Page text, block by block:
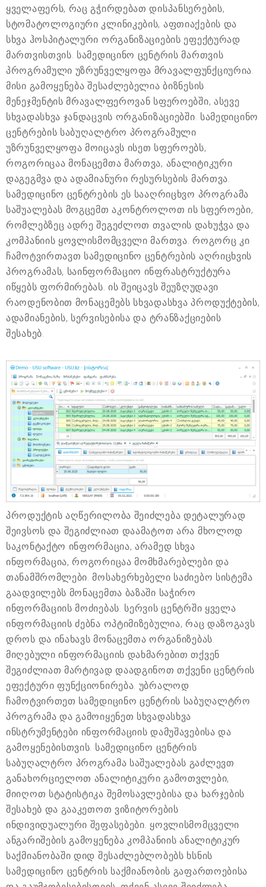
ყველაფერს, რაც გჭირდებათ დისპანსერების,
სტომატოლოგიური კლინიკების, აფთიაქების და
სხვა ჰოსპიტალური ორგანიზაციების ეფექტურად
მართვისთვის. სამედიცინო ცენტრის მართვის
პროგრამული უზრუნველყოფა მრავალფუნქციურია.
მისი გამოყენება შესაძლებელია ბიზნესის
მენეჯმენტის მრავალფეროვან სფეროებში, ასევე
სხვადასხვა ჯანდაცვის ორგანიზაციებში. სამედიცინო
ცენტრების საბუღალტრო პროგრამული
უზრუნველყოფა მოიცავს ისეთ სფეროებს,
როგორიცაა მონაცემთა მართვა, ანალიტიკური
დაგეგმვა და ადამიანური რესურსების მართვა.
სამედიცინო ცენტრების ეს სააღრიცხვო პროგრამა
საშუალებას მოგცემთ აკონტროლოთ ის სფეროები,
რომლებზეც ადრე შეგეძლოთ თვალის დახუჭვა და
კომპანიის ყოვლისმომცველი მართვა. როგორც კი
ჩამოტვირთავთ სამედიცინო ცენტრების აღრიცხვის
პროგრამას, საინფორმაციო ინფრასტრუქტურა
იწყებს ფორმირებას. ის შეიცავს შეუზღუდავი
რაოდენობით მონაცემებს სხვადასხვა პროდუქტების,
ადამიანების, სერვისებისა და ტრანზაქციების
შესახებ.
პროდუქტის აღწერილობა შეიძლება დეტალურად
შეივსოს და შეგიძლიათ დაამატოთ არა მხოლოდ
საკონტაქტო ინფორმაცია, არამედ სხვა
ინფორმაცია, როგორიცაა მომხმარებლები და
თანამშრომლები. მოსახერხებელი საძიებო სისტემა
გაადვილებს მონაცემთა ბაზაში საჭირო
ინფორმაციის მოძიებას. სერვის ცენტრში ყველა
ინფორმაციის ძებნა ოპტიმიზებულია, რაც დაზოგავს
დროს და ინახავს მონაცემთა ორგანიზებას.
მიღებული ინფორმაციის დახმარებით თქვენ
შეგიძლიათ მარტივად დაადგინოთ თქვენი ცენტრის
ეფექტური ფუნქციონირება. უბრალოდ
ჩამოტვირთეთ სამედიცინო ცენტრის საბუღალტრო
პროგრამა და გამოიყენეთ სხვადასხვა
ინსტრუმენტები ინფორმაციის დამუშავებისა და
გამოყენებისთვის. სამედიცინო ცენტრის
საბუღალტრო პროგრამა საშუალებას გაძლევთ
განახორციელოთ ანალიტიკური გამოთვლები,
მიიღოთ სტატისტიკა შემოსავლებისა და ხარჯების
შესახებ და გააკეთოთ ვიზიტორების
ინდივიდუალური შეფასებები. ყოვლისმომცველი
ანგარიშების გამოყენება კომპანიის ანალიტიკურ
საქმიანობაში დიდ შესაძლებლობებს ხსნის
სამედიცინო ცენტრის საქმიანობის გაფართოებისა